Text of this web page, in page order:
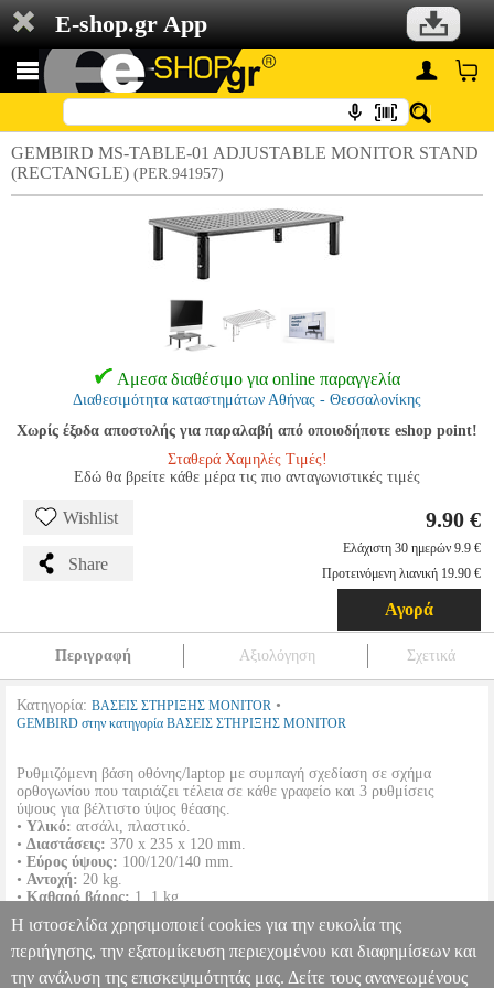
E-shop.gr App
GEMBIRD MS-TABLE-01 ADJUSTABLE MONITOR STAND
(RECTANGLE) (PER.941957)
Αμεσα διαθέσιμο για online παραγγελία
Διαθεσιμότητα καταστημάτων Αθήνας - Θεσσαλονίκης
Χωρίς έξοδα αποστολής για παραλαβή από οποιοδήποτε eshop point!
Σταθερά Χαμηλές Τιμές!
Εδώ θα βρείτε κάθε μέρα τις πιο ανταγωνιστικές τιμές
Wishlist
Share
9.90 €
Ελάχιστη 30 ημερών 9.9 €
Προτεινόμενη λιανική 19.90 €
Αγορά
Περιγραφή Αξιολόγηση Σχετικά
Κατηγορία: ΒΑΣΕΙΣ ΣΤΗΡΙΞΗΣ MONITOR •
GEMBIRD στην κατηγορία ΒΑΣΕΙΣ ΣΤΗΡΙΞΗΣ MONITOR
Ρυθμιζόμενη βάση οθόνης/laptop με συμπαγή σχεδίαση σε σχήμα
ορθογωνίου που ταιριάζει τέλεια σε κάθε γραφείο και 3 ρυθμίσεις
ύψους για βέλτιστο ύψος θέασης.
• Υλικό: ατσάλι, πλαστικό.
• Διαστάσεις: 370 x 235 x 120 mm.
• Εύρος ύψους: 100/120/140 mm.
• Αντοχή: 20 kg.
•Καθαρό βάρος:1, 1 kg.
•
Χρώμα: Μαύρο.
• Εγγύηση:1 χρόνος.DOA 7 ημερών
GEMBIRD MS-TABLE-01 ADJUSTABLE MONITOR STAND
Η ιστοσελίδα χρησιμοποιεί cookies για την ευκολία της
περιήγησης, την εξατομίκευση περιεχομένου και διαφημίσεων και
την ανάλυση της επισκεψιμότητάς μας. Δείτε τους ανανεωμένους